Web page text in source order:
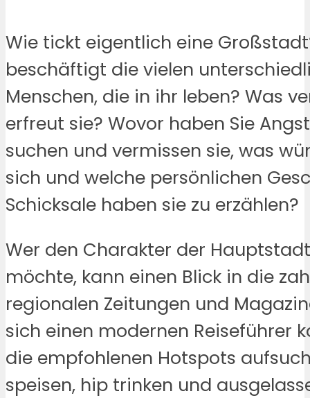
Wie tickt eigentlich eine
beschäftigt die vielen
Menschen, die in ihr leben? Was
erfreut sie? Wovor haben Sie
suchen und vermissen sie, was
sich und welche persönlichen
Schicksale haben sie zu erzählen?
Wer den Charakter der
möchte, kann einen Blick in die
regionalen Zeitungen und
sich einen modernen Reiseführer
die empfohlenen Hotspots
speisen, hip trinken und